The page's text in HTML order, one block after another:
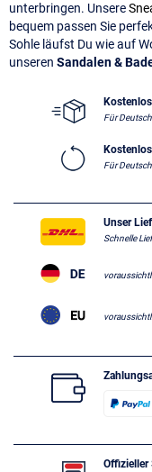
unterbringen. Unsere
bequem passen Sie
Sohle läufst Du wie auf
unseren Sandalen &
Für
Für
Unser
Schnelle
Offizieller